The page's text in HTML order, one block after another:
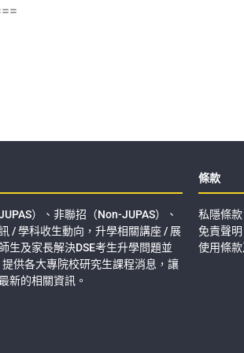
）、非聯招（Non-JUPAS）、
/ 學科收生動向，升學相關講座 / 展
生及家長解決DSE考生升學問題並
供各大專院校研究生課程消息，讓
新的相關資訊。
條款
私隱條款
免責聲明
使用條